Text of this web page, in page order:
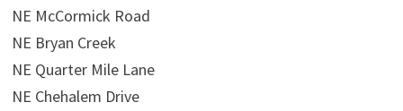
NE McCormick Road
NE Bryan Creek
NE Quarter Mile Lane
NE Chehalem Drive